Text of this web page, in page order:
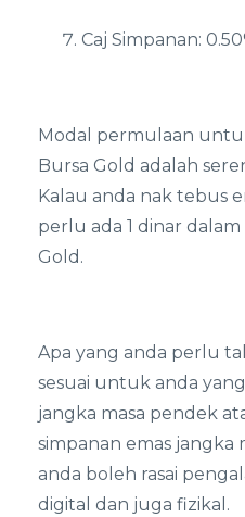
Caj Simpanan:
Modal permulaan
Bursa Gold adalah
Kalau anda nak tebus
perlu ada 1 dinar
Gold.
Apa yang anda perlu
sesuai untuk anda
jangka masa pendek
simpanan emas jangka
anda boleh rasai
digital dan juga fizikal.